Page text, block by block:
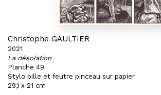
Christophe GAULTIER
2021
La désolation
Planche 49
Stylo bille et feutre pinceau sur papier
29,1 x 21 cm